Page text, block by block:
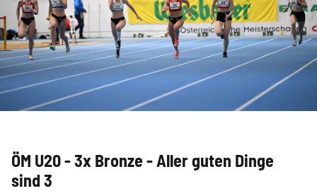
ÖM U20 - 3x Bronze - Aller guten Dinge
sind 3